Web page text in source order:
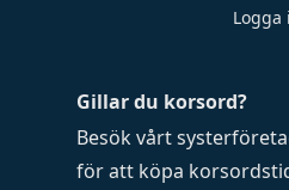
Gillar du korsord?
Besök vårt
för att köpa
Logga